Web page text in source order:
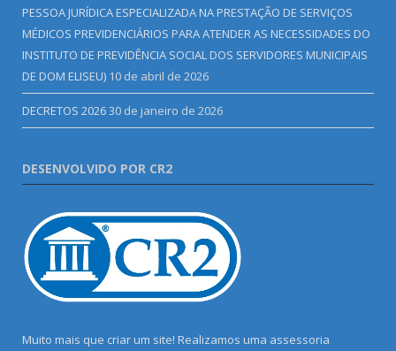
PESSOA JURÍDICA ESPECIALIZADA NA PRESTAÇÃO DE SERVIÇOS
MÉDICOS PREVIDENCIÁRIOS PARA ATENDER AS NECESSIDADES DO
INSTITUTO DE PREVIDÊNCIA SOCIAL DOS SERVIDORES MUNICIPAIS
DE DOM ELISEU) 10 de abril de 2026
DECRETOS 202630 de janeiro de 2026
DESENVOLVIDO POR CR2
Muito mais que criar um site! Realizamos uma assessoria